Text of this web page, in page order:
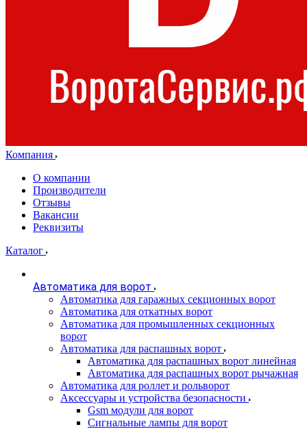
Компания
О компании
Производители
Отзывы
Вакансии
Реквизиты
Каталог
Автоматика для ворот
Автоматика для гаражных секционных ворот
Автоматика для откатных ворот
Автоматика для промышленных секционных
ворот
Автоматика для распашных ворот
Автоматика для распашных ворот линейная
Автоматика для распашных ворот рычажная
Автоматика для роллет и рольворот
Аксессуары и устройства безопасности
Gsm модули для ворот
Сигнальные лампы для ворот